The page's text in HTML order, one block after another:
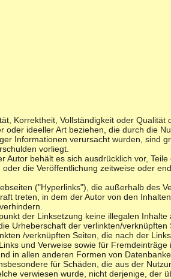
Korrektheit, Vollständigkeit oder
oder ideeller Art beziehen, die durch die
Informationen verursacht wurden, sind
vorliegt.
Autor behält es sich ausdrücklich vor,
die Veröffentlichung zeitweise oder
("Hyperlinks"), die außerhalb des
treten, in dem der Autor von den
der Linksetzung keine illegalen
Urheberschaft der verlinkten/
/verknüpften Seiten, die nach der
und Verweise sowie für Fremdeinträge
in allen anderen Formen von
für Schäden, die aus der
verwiesen wurde, nicht derjenige, der